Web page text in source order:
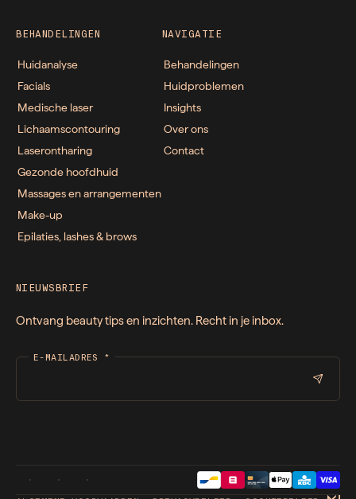
BEHANDELINGEN
Huidanalyse
Facials
Medische laser
Lichaamscontouring
Laserontharing
Gezonde hoofdhuid
Massages en arrangementen
Make-up
Epilaties, lashes & brows
NAVIGATIE
Behandelingen
Huidproblemen
Insights
Over ons
Contact
NIEUWSBRIEF
Ontvang beauty tips en inzichten. Recht in je inbox.
E-MAILADRES *